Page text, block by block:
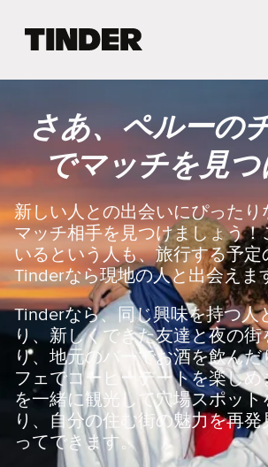
e
r
ー
ペ
ー
ジ
さあ、ペルーの
でマッチを見つ
新しい人との出会いにぴったり
マッチ相手を見つけましょう！
いるという人も、旅行する予定
Tinderなら現地の人と出会えま
Tinderなら、同じ興味を持つ人
り、新しくできた友達と夜の街
り、地元のバーでお酒を飲んだ
フェでコーヒーデートを楽しめ
を一緒に観光して穴場スポット
り、自分の住む街の魅力を再
ってできます。